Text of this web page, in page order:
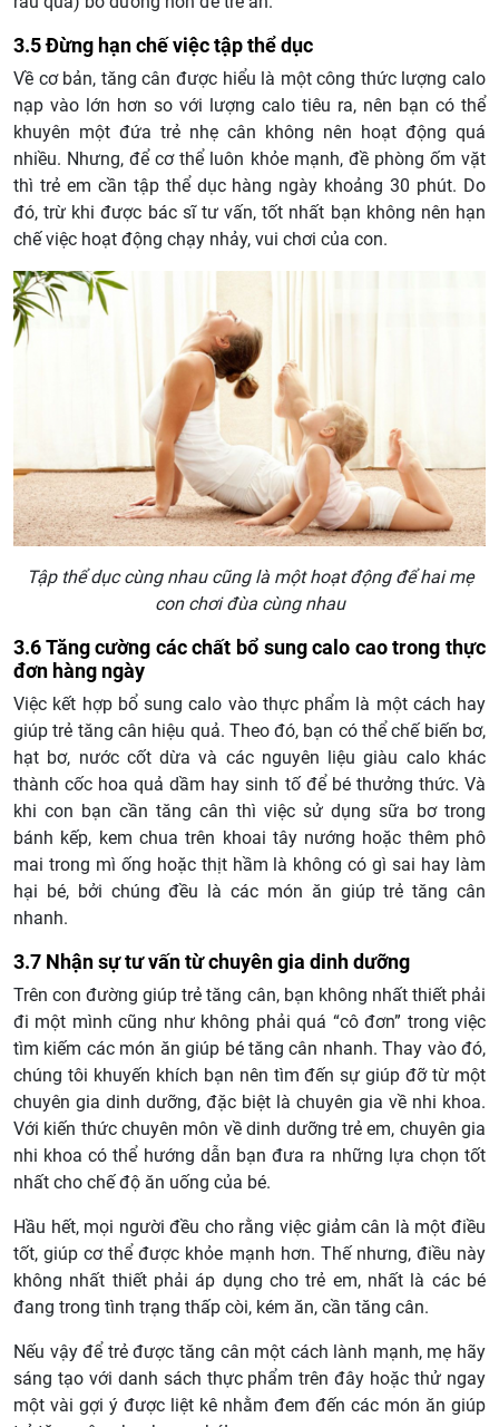
3.5 Đừng hạn chế việc tập thể dục
Về cơ bản, tăng cân được hiểu là một công thức lượng calo
nạp vào lớn hơn so với lượng calo tiêu ra, nên bạn có thể
khuyên một đứa trẻ nhẹ cân không nên hoạt động quá
nhiều. Nhưng, để cơ thể luôn khỏe mạnh, đề phòng ốm vặt
thì trẻ em cần tập thể dục hàng ngày khoảng 30 phút. Do
đó, trừ khi được bác sĩ tư vấn, tốt nhất bạn không nên hạn
chế việc hoạt động chạy nhảy, vui chơi của con.
Tập thể dục cùng nhau cũng là một hoạt động để hai mẹ
con chơi đùa cùng nhau
3.6 Tăng cường các chất bổ sung calo cao trong thực
đơn hàng ngày
Việc kết hợp bổ sung calo vào thực phẩm là một cách hay
giúp trẻ tăng cân hiệu quả. Theo đó, bạn có thể chế biến bơ,
hạt bơ, nước cốt dừa và các nguyên liệu giàu calo khác
thành cốc hoa quả dầm hay sinh tố để bé thưởng thức. Và
khi con bạn cần tăng cân thì việc sử dụng sữa bơ trong
bánh kếp, kem chua trên khoai tây nướng hoặc thêm phô
mai trong mì ống hoặc thịt hầm là không có gì sai hay làm
hại bé, bởi chúng đều là các món ăn giúp trẻ tăng cân
nhanh.
3.7 Nhận sự tư vấn từ chuyên gia dinh dưỡng
Trên con đường giúp trẻ tăng cân, bạn không nhất thiết phải
đi một mình cũng như không phải quá “cô đơn” trong việc
tìm kiếm các món ăn giúp bé tăng cân nhanh. Thay vào đó,
chúng tôi khuyến khích bạn nên tìm đến sự giúp đỡ từ một
chuyên gia dinh dưỡng, đặc biệt là chuyên gia về nhi khoa.
Với kiến thức chuyên môn về dinh dưỡng trẻ em, chuyên gia
nhi khoa có thể hướng dẫn bạn đưa ra những lựa chọn tốt
nhất cho chế độ ăn uống của bé.
Hầu hết, mọi người đều cho rằng việc giảm cân là một điều
tốt, giúp cơ thể được khỏe mạnh hơn. Thế nhưng, điều này
không nhất thiết phải áp dụng cho trẻ em, nhất là các bé
đang trong tình trạng thấp còi, kém ăn, cần tăng cân.
Nếu vậy để trẻ được tăng cân một cách lành mạnh, mẹ hãy
sáng tạo với danh sách thực phẩm trên đây hoặc thử ngay
một vài gợi ý được liệt kê nhằm đem đến các món ăn giúp